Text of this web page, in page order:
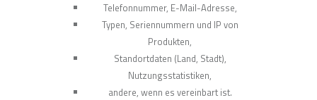
Telefonnummer, E-Mail-Adresse,
Typen, Seriennummern und IP von
Produkten,
Standortdaten (Land, Stadt),
Nutzungsstatistiken,
andere, wenn es vereinbart ist.